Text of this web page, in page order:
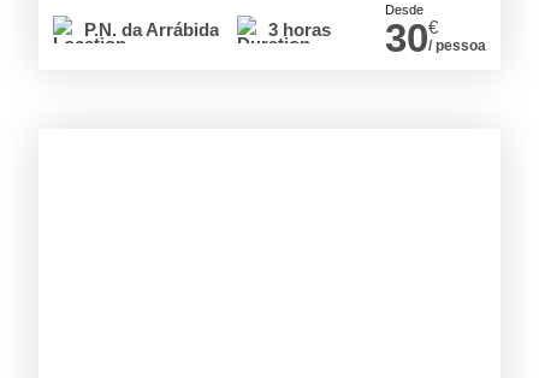
P.N. da Arrábida 3 horas
Desde
30€
/ pessoa